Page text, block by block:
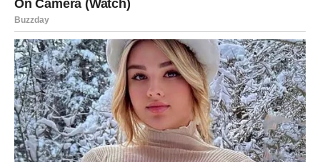
Emotivno, ovo je
ste se previše prilagođavali drugima i zaboravili na sebe.
Osetićete potrebu za povlačenjem, mirom i tišinom – i to
vam je neophodno.
Zvezde vam savetuju da se oslobodite osećaja krivice.
Niste sebični ako birate sebe. Niste loši ako postavite
granice. Upravo suprotno – tada postajete jači, smireniji i